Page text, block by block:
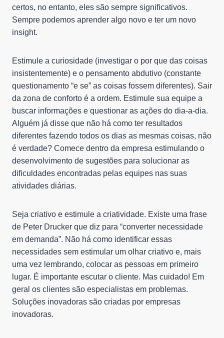
certos, no entanto, eles são sempre significativos.
Sempre podemos aprender algo novo e ter um novo
insight.
Estimule a curiosidade (investigar o por que das coisas
insistentemente) e o pensamento abdutivo (constante
questionamento “e se” as coisas fossem diferentes). Sair
da zona de conforto é a ordem. Estimule sua equipe a
buscar informações e questionar as ações do dia-a-dia.
Alguém já disse que não há como ter resultados
diferentes fazendo todos os dias as mesmas coisas, não
é verdade? Comece dentro da empresa estimulando o
desenvolvimento de sugestões para solucionar as
dificuldades encontradas pelas equipes nas suas
atividades diárias.
Seja criativo e estimule a criatividade. Existe uma frase
de Peter Drucker que diz para “converter necessidade
em demanda”. Não há como identificar essas
necessidades sem estimular um olhar criativo e, mais
uma vez lembrando, colocar as pessoas em primeiro
lugar. É importante escutar o cliente. Mas cuidado! Em
geral os clientes são especialistas em problemas.
Soluções inovadoras são criadas por empresas
inovadoras.